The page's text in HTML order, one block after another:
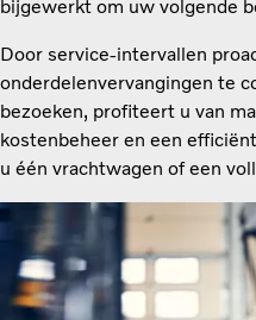
bijgewerkt om uw volgende
Door service-intervallen
onderdelenvervangingen te
bezoeken, profiteert u van
kostenbeheer en een
u één vrachtwagen of een